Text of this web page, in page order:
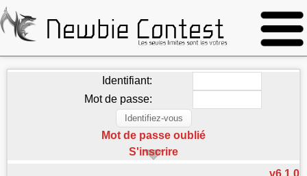
Identifiant:
Mot de passe:
Mot de passe oublié
S'inscrire
v6.1.0